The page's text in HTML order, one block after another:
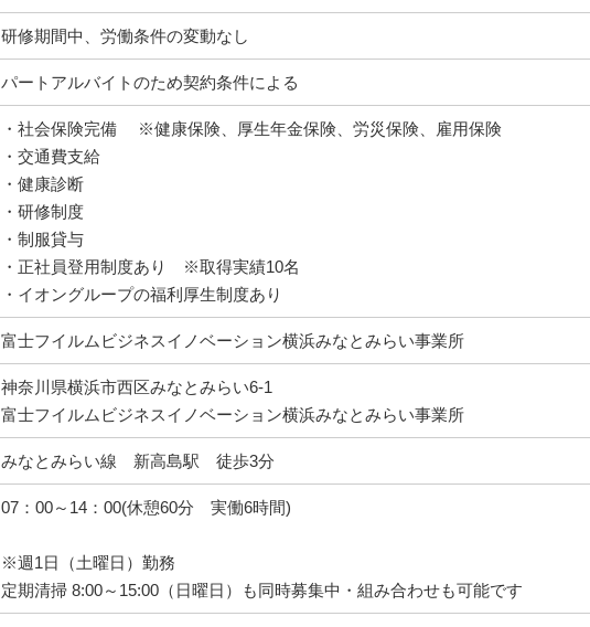
研修期間中、労働条件の変動なし
パートアルバイトのため契約条件による
・社会保険完備 ※健康保険、厚生年金保険、労災保険、雇用保険
・交通費支給
・健康診断
・研修制度
・制服貸与
・正社員登用制度あり ※取得実績10名
・イオングループの福利厚生制度あり
富士フイルムビジネスイノベーション横浜みなとみらい事業所
神奈川県横浜市西区みなとみらい6-1
富士フイルムビジネスイノベーション横浜みなとみらい事業所
みなとみらい線 新高島駅 徒歩3分
07：00～14：00(休憩60分 実働6時間)
※週1日（土曜日）勤務
定期清掃 8:00～15:00（日曜日）も同時募集中・組み合わせも可能です